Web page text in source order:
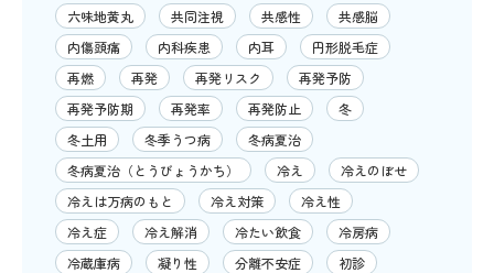
六味地黄丸
共同注視 共感性
共感脳
内傷頭痛
内科疾患 内耳
円形脱毛症
再燃
再発 再発リスク
再発予防
再発予防期
再発率 再発防止
冬
冬土用
冬季うつ病
冬病夏治
冬病夏治（とうびょうかち）
冷え
冷えのぼせ
冷えは万病のもと
冷え対策
冷え性
冷え症
冷え解消 冷たい飲食
冷房病
冷蔵庫病
凝り性 分離不安症
初診